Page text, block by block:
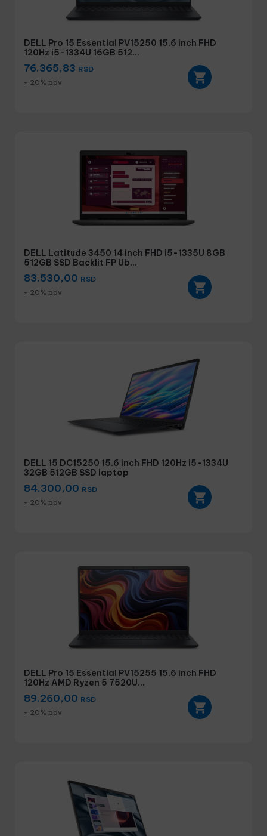
DELL Pro 15 Essential PV15250 15.6 inch FHD
120Hz i5-1334U 16GB 512...
76.365,83 RSD
+ 20% pdv
DELL Latitude 3450 14 inch FHD i5-1335U 8GB
512GB SSD Backlit FP Ub...
83.530,00 RSD
+ 20% pdv
DELL 15 DC15250 15.6 inch FHD 120Hz i5-1334U
32GB 512GB SSD laptop
84.300,00 RSD
+ 20% pdv
DELL Pro 15 Essential PV15255 15.6 inch FHD
120Hz AMD Ryzen 5 7520U...
89.260,00 RSD
+ 20% pdv